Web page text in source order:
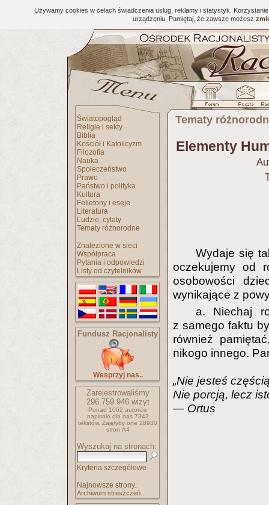
Używamy cookies w celach świadczenia usług, reklamy i statystyk.
urządzeniu. Pamiętaj, że zawsze możesz
Światopogląd
Religie i sekty
Biblia
Kościół i Katolicyzm
Filozofia
Nauka
Społeczeństwo
Prawo
Państwo i polityka
Kultura
Felietony i eseje
Literatura
Ludzie, cytaty
Tematy różnorodne
Znalezione w sieci
Współpraca
Pytania i odpowiedzi
Listy od czytelników
Fundusz Racjonalisty
Wesprzyj nas..
Zarejestrowaliśmy
296.759.946wizyt
Ponad 1062 autorów
napisało dla nas 7343
tekstów. Zajęłyby one 28930
stron A4
Wyszukaj na stronach:
Kryteria szczegółowe
Najnowsze strony..
Archiwum streszczeń..
Tematy
Elementy
Wydaje się
oczekujemy od
osobowości
wynikające z
a. Niechaj
z samego faktu
również
nikogo innego.
„Nie jesteś
Nie porcją, lecz
— Ortus